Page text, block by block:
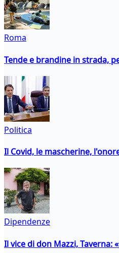
Roma
Tende e brandine in strada,
Politica
Il Covid, le mascherine,
Dipendenze
Il vice di don Mazzi,